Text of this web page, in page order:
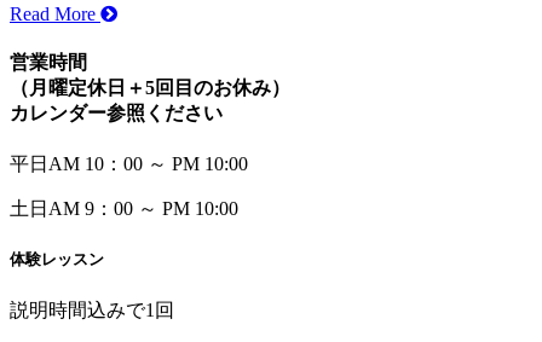
Read More
営業時間
（月曜定休日＋5回目のお休み）
カレンダー参照ください
平日 AM 10：00 ～ PM 10:00
土日 AM 9：00 ～ PM 10:00
体験レッスン
説明時間込みで1回